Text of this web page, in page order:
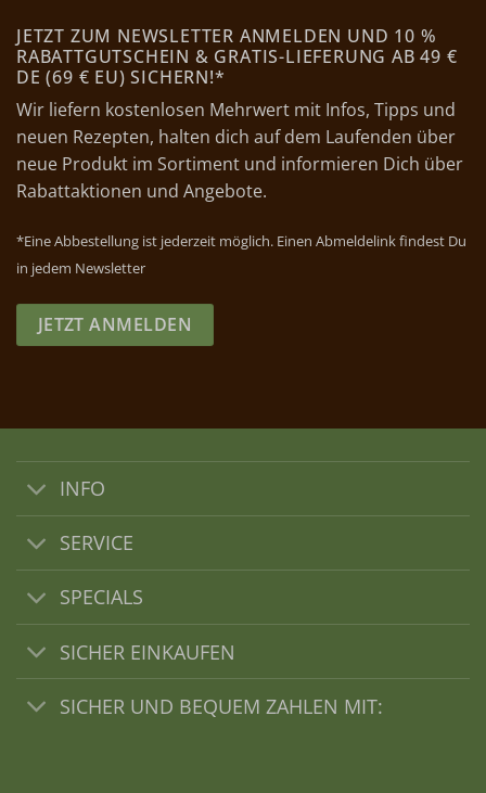
JETZT ZUM NEWSLETTER ANMELDEN UND 10 %
RABATTGUTSCHEIN & GRATIS-LIEFERUNG AB 49 €
DE (69 € EU) SICHERN!*
Wir liefern kostenlosen Mehrwert mit Infos, Tipps und
neuen Rezepten, halten dich auf dem Laufenden über
neue Produkt im Sortiment und informieren Dich über
Rabattaktionen und Angebote.
*Eine Abbestellung ist jederzeit möglich. Einen Abmeldelink findest Du
in jedem Newsletter
JETZT ANMELDEN
INFO
SERVICE
SPECIALS
SICHER EINKAUFEN
SICHER UND BEQUEM ZAHLEN MIT: